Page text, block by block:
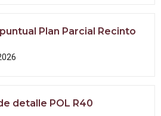
Plan Parcial Recinto
detalle POL R40